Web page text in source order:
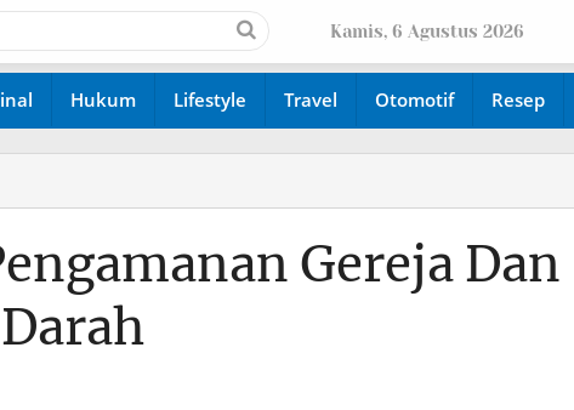
Kamis, 6 Agustus 2026
Hukum Lifestyle Travel Otomotif Resep
Gereja Dan